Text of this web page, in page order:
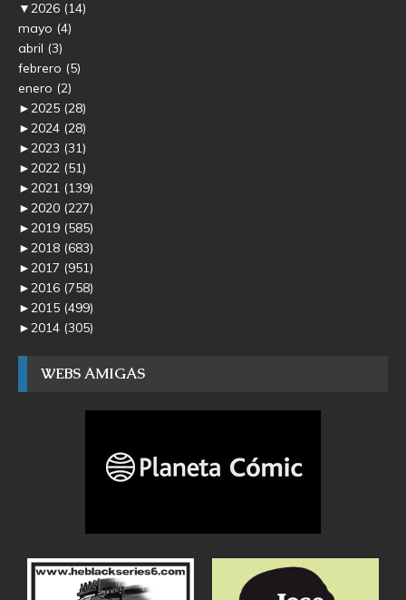
▼2026 (14)
mayo (4)
abril (3)
febrero (5)
enero (2)
►2025 (28)
►2024 (28)
►2023 (31)
►2022 (51)
►2021 (139)
►2020 (227)
►2019 (585)
►2018 (683)
►2017 (951)
►2016 (758)
►2015 (499)
►2014 (305)
WEBS AMIGAS